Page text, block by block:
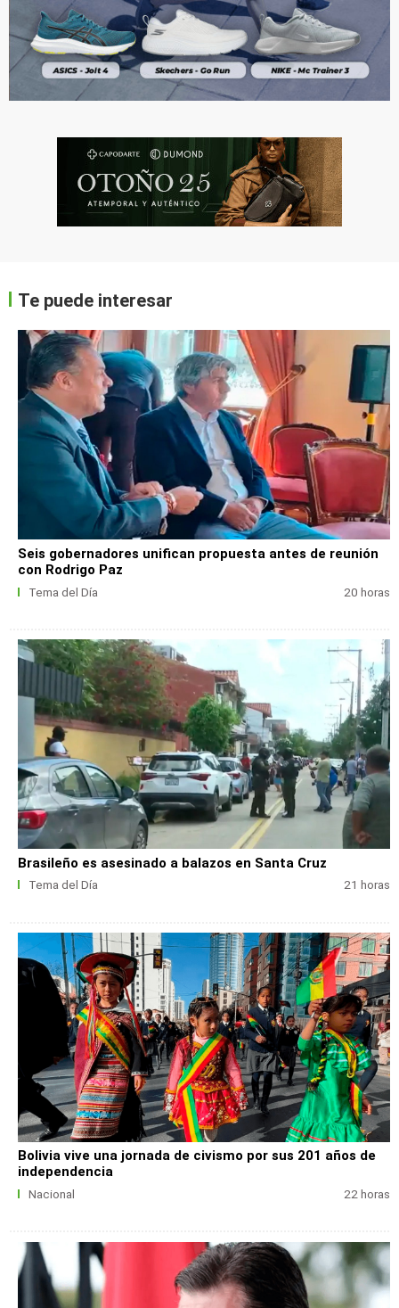
Te puede interesar
Seis gobernadores unifican propuesta antes de reunión
con Rodrigo Paz
Tema del Día 20 horas
Brasileño es asesinado a balazos en Santa Cruz
Tema del Día 21 horas
Bolivia vive una jornada de civismo por sus 201 años de
independencia
Nacional 22 horas